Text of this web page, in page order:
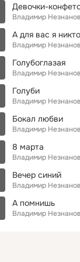
Девочки-
Владимир Незнанов
А для вас я никто
Владимир Незнанов
Голубоглазая
Владимир Незнанов
Голуби
Владимир Незнанов
Бокал любви
Владимир Незнанов
8 марта
Владимир Незнанов
Вечер синий
Владимир Незнанов
А помнишь
Владимир Незнанов